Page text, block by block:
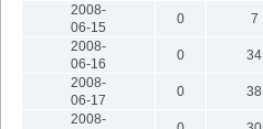
2008-
06-15
0 7
2008-
06-16
0 34
2008-
06-17
0 38
2008-